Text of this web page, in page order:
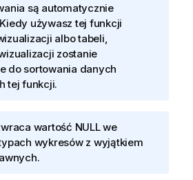
są automatycznie
używasz tej funkcji
albo tabeli,
zostanie
do sortowania danych
tej funkcji.
wartość NULLwe
wykresów z wyjątkiem